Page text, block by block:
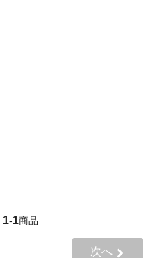
1-1商品
次へ